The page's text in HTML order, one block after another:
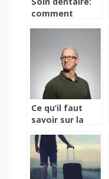
comment
complexes?
Ce qu’il faut
savoir sur la
cheveux